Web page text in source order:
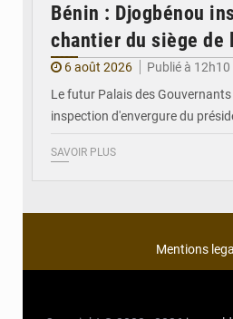
Bénin : Djogbénou
chantier du siège de
6 août 2026
Publié à 12h10
Le futur Palais des
inspection d'envergure du
SAVOIR PLUS
Mentions